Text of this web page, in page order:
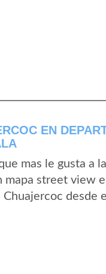
EN
mas le gusta a
street view
desde